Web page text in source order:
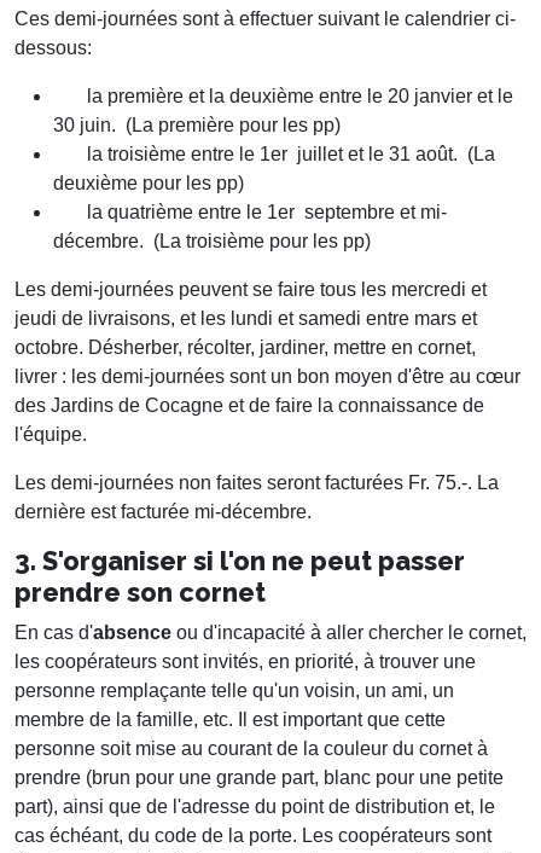
Ces demi-journées sont à effectuer suivant le calendrier ci-
dessous:
la première et la deuxième entre le 20 janvier et le
30 juin. (La première pour les pp)
la troisième entre le 1er juillet et le 31 août. (La
deuxième pour les pp)
la quatrième entre le 1er septembre et mi-
décembre. (La troisième pour les pp)
Les demi-journées peuvent se faire tous les mercredi et
jeudi de livraisons, et les lundi et samedi entre mars et
octobre. Désherber, récolter, jardiner, mettre en cornet,
livrer : les demi-journées sont un bon moyen d'être au cœur
des Jardins de Cocagne et de faire la connaissance de
l'équipe.
Les demi-journées non faites seront facturées Fr. 75.-. La
dernière est facturée mi-décembre.
3. S'organiser si l'on ne peut passer
prendre son cornet
En cas d'absence ou d'incapacité à aller chercher le cornet,
les coopérateurs sont invités, en priorité, à trouver une
personne remplaçante telle qu'un voisin, un ami, un
membre de la famille, etc. Il est important que cette
personne soit mise au courant de la couleur du cornet à
prendre (brun pour une grande part, blanc pour une petite
part), ainsi que de l'adresse du point de distribution et, le
cas échéant, du code de la porte. Les coopérateurs sont